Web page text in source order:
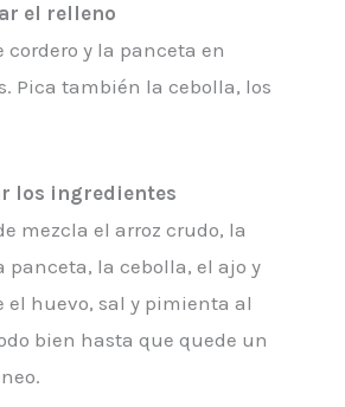
el relleno
cordero y la panceta en
Pica también la cebolla, los
los ingredientes
mezcla el arroz crudo, la
panceta, la cebolla, el ajo y
el huevo, sal y pimienta al
bien hasta que quede un